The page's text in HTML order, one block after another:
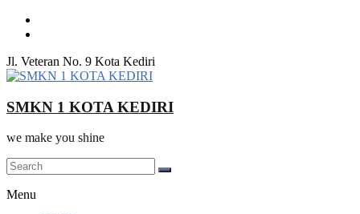
Skip
Jl. Veteran No. 9 Kota Kediri
SMKN 1 KOTA KEDIRI
we make you shine
Menu